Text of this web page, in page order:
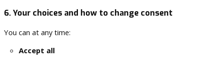
6. Your choices and how to change consent
You can at any time:
Accept all